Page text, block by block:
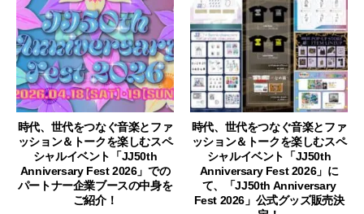
時代、世代をつなぐ音楽とファ
ッション＆トークを楽しむスペ
シャルイベント「JJ50th
Anniversary Fest 2026」での
パートナー企業ブースの中身を
ご紹介！
時代、世代をつなぐ音楽とファ
ッション＆トークを楽しむスペ
シャルイベント「JJ50th
Anniversary Fest 2026」に
て、「JJ50th Anniversary
Fest 2026」公式グッズ販売決